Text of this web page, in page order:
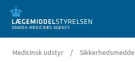
Medicinsk udstyr /